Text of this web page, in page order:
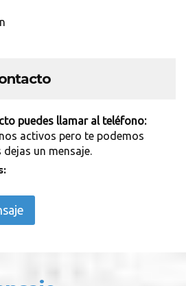
puedes llamar al teléfono:
activos pero te podemos
un mensaje.